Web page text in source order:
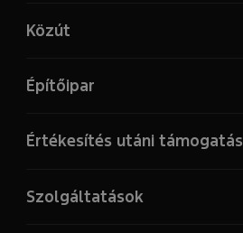
Közút
Építőipar
Értékesítés utáni támogatás
Szolgáltatások